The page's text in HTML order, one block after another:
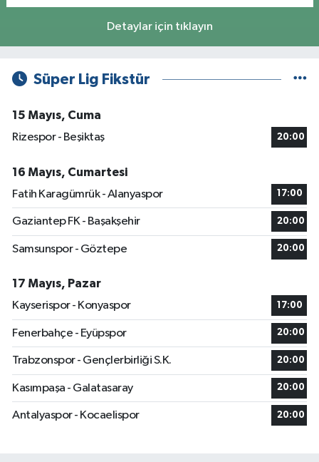
Detaylar için tıklayın
Süper Lig Fikstür
15 Mayıs, Cuma
Rizespor - Beşiktaş
20:00
16 Mayıs, Cumartesi
Fatih Karagümrük - Alanyaspor
17:00
Gaziantep FK - Başakşehir 20:00
Samsunspor - Göztepe 20:00
17 Mayıs, Pazar
Kayserispor - Konyaspor
17:00
Fenerbahçe - Eyüpspor 20:00
Trabzonspor - Gençlerbirliği S.K. 20:00
Kasımpaşa - Galatasaray 20:00
Antalyaspor - Kocaelispor 20:00